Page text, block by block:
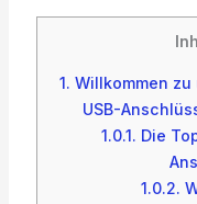
1. Willkommen
USB-
1.0.1. Die
1.0.2.